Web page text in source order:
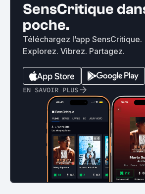
SensCritique
poche.
Téléchargez l’app SensCritique.
Explorez. Vibrez. Partagez.
EN SAVOIR PLUS